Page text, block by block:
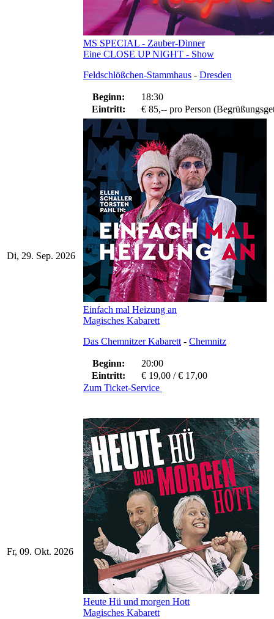
MS SPECIAL - Zauber-Dinner
Eine CLOSE UP NIGHT - Show
Feldschlößchen-Stammhaus - Dresden
Beginn:
18:30
Eintritt:
€ 85,-- pro Person
Di, 29. Sep. 2026
Einfach mal Heizung an
Magisches Kabarett
Das Chemnitzer Kabarett- Chemnitz
Beginn:
20:00
Eintritt:
€ 19,00 / € 17,00
Zum Ticket-Service
Fr, 09. Okt. 2026
Heute Hü und morgen Hott
Magisches Kabarett